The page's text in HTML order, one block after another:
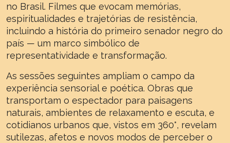
no Brasil. Filmes que evocam memórias,
espiritualidades e trajetórias de resistência,
incluindo a história do primeiro senador negro do
país — um marco simbólico de
representatividade e transformação.
As sessões seguintes ampliam o campo da
experiência sensorial e poética. Obras que
transportam o espectador para paisagens
naturais, ambientes de relaxamento e escuta, e
cotidianos urbanos que, vistos em 360°, revelam
sutilezas, afetos e novos modos de perceber o